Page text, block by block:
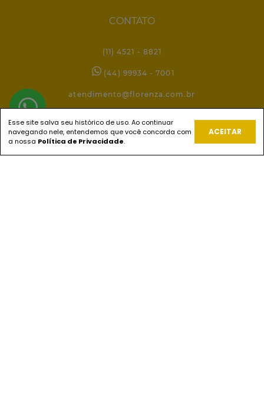
CONTATO
(11) 4521 - 8821
(44) 99934 - 7001
atendimento@florenza.com.br
REDES SOCIAIS
Esse site salva seu histórico de uso. Ao continuar
navegando nele, entendemos que você concorda com
a nossa Política de Privacidade.
ACEITAR